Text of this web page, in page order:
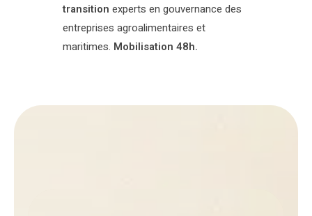
transition experts en gouvernance des
entreprises agroalimentaires et
maritimes. Mobilisation 48h.